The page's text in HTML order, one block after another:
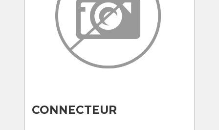
CONNECTEUR